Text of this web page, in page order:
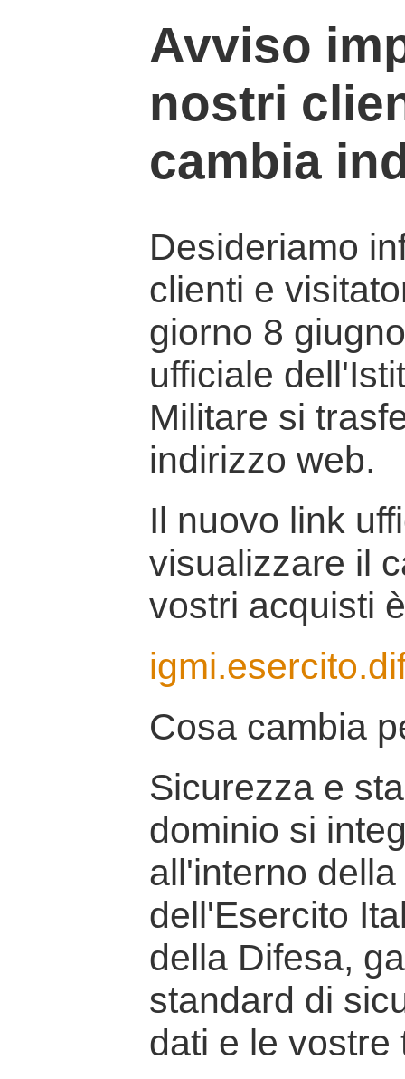
Avviso
nostri
cambia
Desideriamo
clienti e
giorno 8
ufficiale
Militare si
indirizzo web.
Il nuovo link
visualizzare il
vostri acquisti
Cosa cambia
Sicurezza e
dominio si
all'interno
dell'Esercito
della Difesa,
standard di
dati e le vostre